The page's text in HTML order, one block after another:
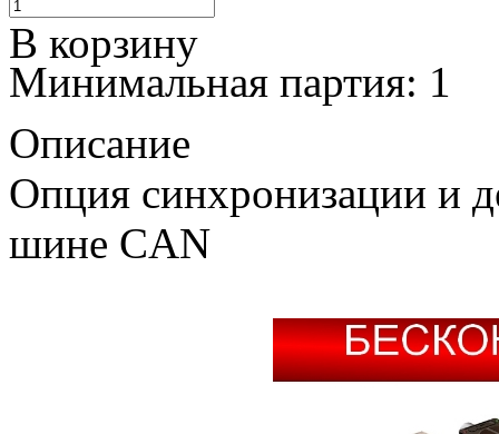
В корзину
Минимальная партия: 1
Описание
Опция синхронизации и
шине CAN